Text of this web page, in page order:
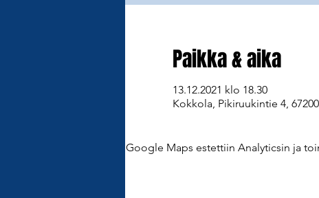
Paikka & aika
13.12.2021 klo 18.30
Kokkola, Pikiruukintie 4,
Google Maps estettiin Analyticsin ja